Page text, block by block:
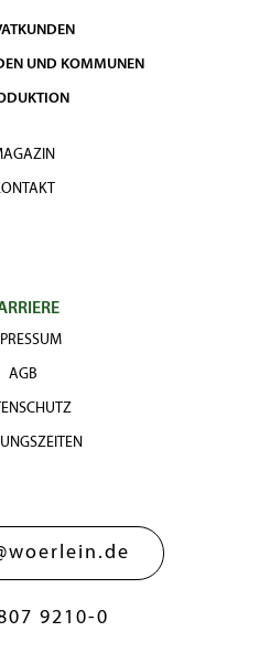
UND KOMMUNEN
AGB
9210-0